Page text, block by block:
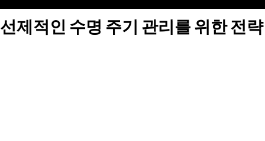
선제적인 수명 주기 관리를 위한 전략